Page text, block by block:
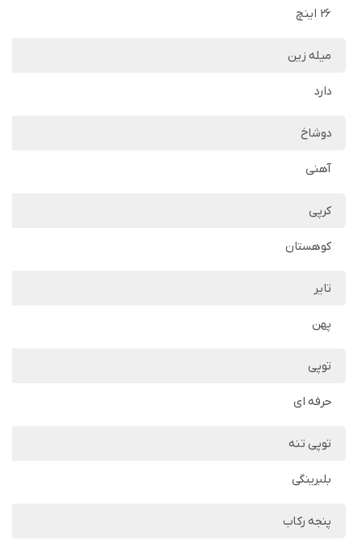
26 اینچ
میله زین
دارد
دوشاخ
آهنی
کرپی
کوهستان
تایر
پهن
توپی
حرفه ای
توپی تنه
بلبرینگی
پنجه رکاب